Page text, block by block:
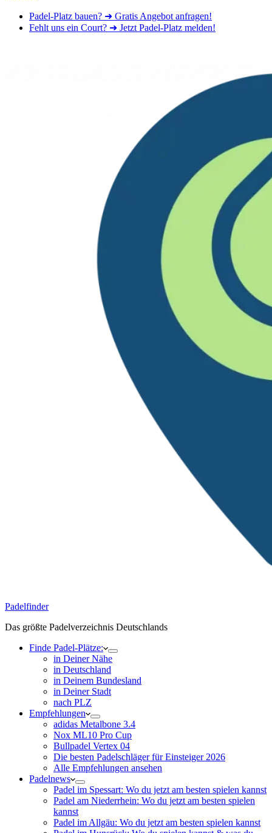
Padel-Platz bauen? ➜ Gratis Angebot anfragen!
Fehlt uns ein Court? ➜ Jetzt Padel-Platz melden!
Padelfinder
Das größte Padelverzeichnis Deutschlands
Finde Padel-Plätze:
in Deiner Nähe
in Deutschland
in Deinem Bundesland
in Deiner Stadt
nach PLZ
Empfehlungen
adidas Metalbone 3.4
Nox ML10 Pro Cup
Bullpadel Vertex 04
Die besten Padelschläger für Einsteiger 2026
Alle Empfehlungen ansehen
Padelnews
Padel im Spessart: Wo du jetzt am besten spielen kannst
Padel am Niederrhein: Wo du jetzt am besten spielen
kannst
Padel im Allgäu: Wo du jetzt am besten spielen kannst